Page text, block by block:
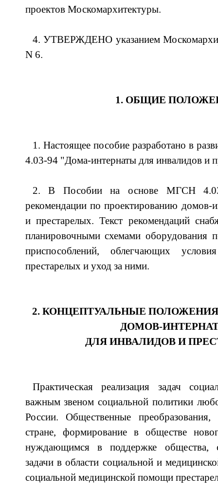
проектов Москомархитектуры.
4. УТВЕРЖДЕНО указанием
N 6.
1. ОБЩИЕ
1. Настоящее пособие разработано в
4.03-94 "Дома-интернаты для инвалидов и
2. В Пособии на основе МГСН
рекомендации по проектированию домов-
и престарелых. Текст рекомендаций
планировочными схемами оборудования
приспособлений, облегчающих
престарелых и уход за ними.
2. КОНЦЕПТУАЛЬНЫЕ
ДОМОВ-
ДЛЯ ИНВАЛИДОВ И
Практическая реализация задач
важным звеном социальной политики
России. Общественные
стране, формирование в обществе
нуждающимся в поддержке общества,
задачи в области социальной и
социальной медицинской помощи